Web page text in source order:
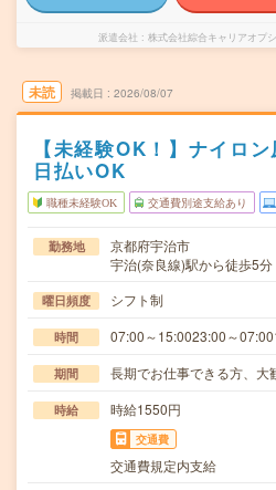
派遣会社 株式会社綜合キャリアオプ
未読 掲載日 2026/08/07
【未経験OK！】ナイロ
日払いOK
職種未経験OK 交通費別途支給あり
勤務地
京都府宇治市
宇治(奈良線)駅から徒歩5分
曜日頻度 シフト制
時間 07:00～15:0023:00～
期間 長期でお仕事できる方、大
時給 時給1550円
交通費
交通費規定内支給